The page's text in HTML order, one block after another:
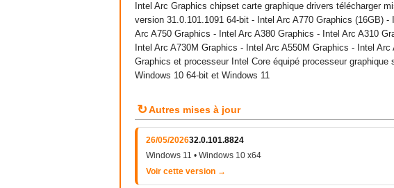
Intel Arc Graphics chipset carte graphique drivers télécharger
version 31.0.101.1091 64-bit - Intel Arc A770 Graphics (16GB) -
Arc A750 Graphics - Intel Arc A380 Graphics - Intel Arc A310
Intel Arc A730M Graphics - Intel Arc A550M Graphics - Intel
Graphics et processeur Intel Core équipé processeur graphique
Windows 10 64-bit et Windows 11
↻Autres mises à jour
26/05/202632.0.101.8824
Windows 11 • Windows 10 x64
Voir cette version →